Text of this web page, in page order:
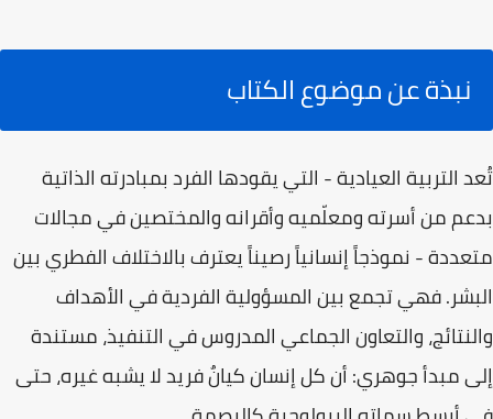
نبذة عن موضوع الكتاب
تُعد التربية العيادية - التي يقودها الفرد بمبادرته الذاتية
بدعم من أسرته ومعلّميه وأقرانه والمختصين في مجالات
متعددة - نموذجاً إنسانياً رصيناً يعترف بالاختلاف الفطري بين
البشر. فهي تجمع بين المسؤولية الفردية في الأهداف
والنتائج، والتعاون الجماعي المدروس في التنفيذ، مستندة
إلى مبدأ جوهري: أن كل إنسان كيانٌ فريد لا يشبه غيره، حتى